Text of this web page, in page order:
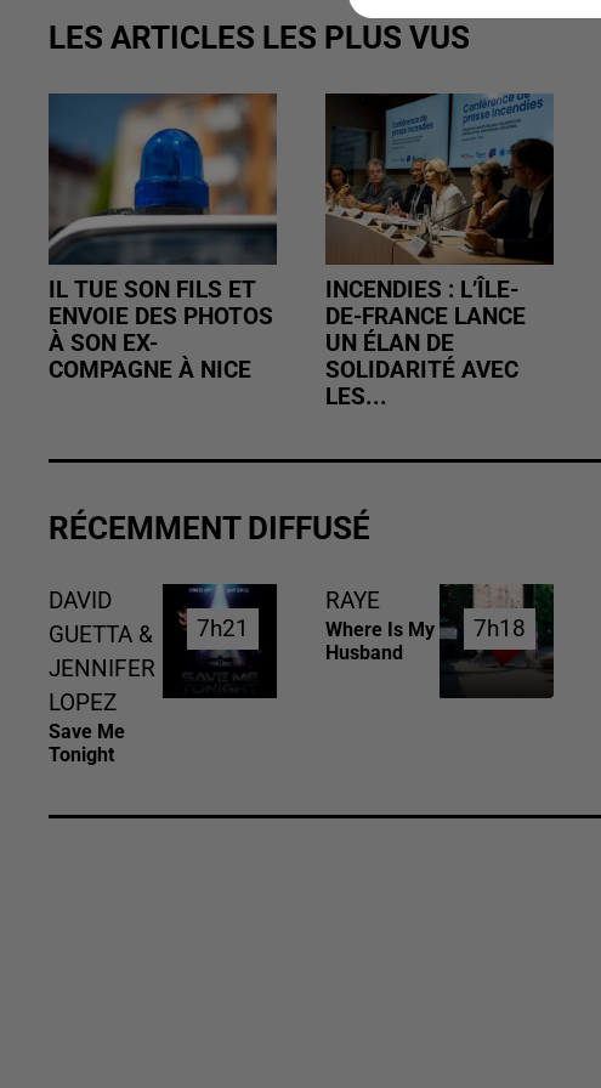
LES ARTICLES LES PLUS VUS
IL TUE SON FILS ET
ENVOIE DES PHOTOS
À SON EX-
COMPAGNE À NICE
INCENDIES : L’ÎLE-
DE-FRANCE LANCE
UN ÉLAN DE
SOLIDARITÉ AVEC
LES...
RÉCEMMENT DIFFUSÉ
DAVID
GUETTA &
JENNIFER
LOPEZ
Save Me
Tonight
7h21
7h21
RAYE
Where Is My
Husband
7h18
7h18